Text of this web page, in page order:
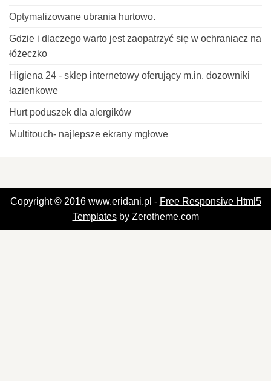
Optymalizowane ubrania hurtowo.
Gdzie i dlaczego warto jest zaopatrzyć się w ochraniacz na
łóżeczko
Higiena 24 - sklep internetowy oferujący m.in. dozowniki
łazienkowe
Hurt poduszek dla alergików
Multitouch- najlepsze ekrany mgłowe
Copyright © 2016 www.eridani.pl - Free Responsive Html5
Templatesby Zerotheme.com